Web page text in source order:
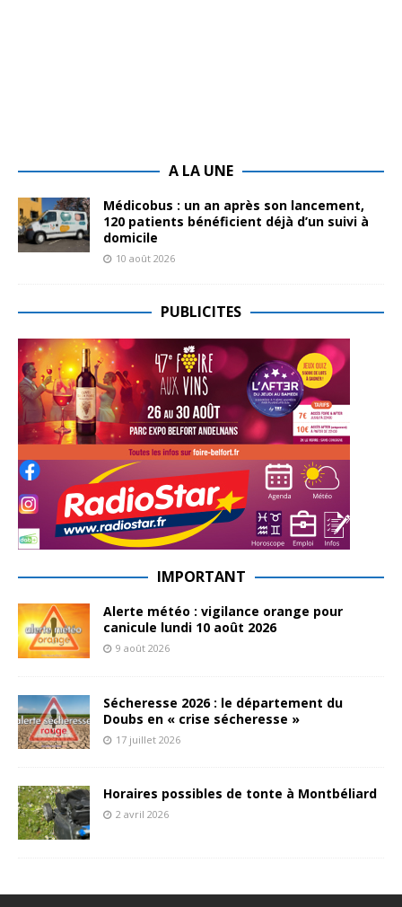
A LA UNE
Médicobus : un an après son lancement,
120 patients bénéficient déjà d’un suivi à
domicile
10 août 2026
PUBLICITES
IMPORTANT
Alerte météo : vigilance orange pour
canicule lundi 10 août 2026
9 août 2026
Sécheresse 2026 : le département du
Doubs en « crise sécheresse »
17 juillet 2026
Horaires possibles de tonte à Montbéliard
2 avril 2026